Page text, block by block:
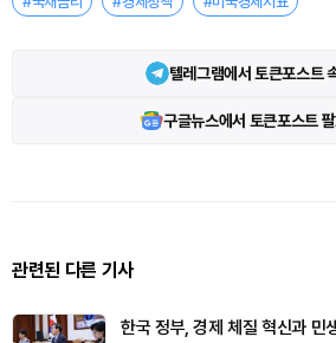
텔레그램에서 토큰포스트
구글뉴스에서 토큰포스트 팔
관련된 다른 기사
한국 정부, 경제 체질 혁신과 민